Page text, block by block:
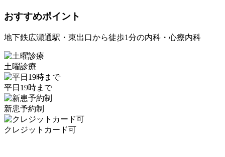
おすすめポイント
地下鉄広瀬通駅・東出口から徒歩1分の内科・心療内科
土曜診療
平日19時まで
新患予約制
クレジットカード可